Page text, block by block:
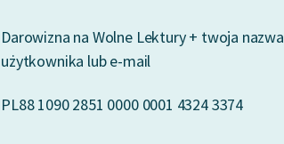
Darowizna na Wolne Lektury + twoja nazwa
użytkownika lub e-mail
PL88 1090 2851 0000 0001 4324 3374